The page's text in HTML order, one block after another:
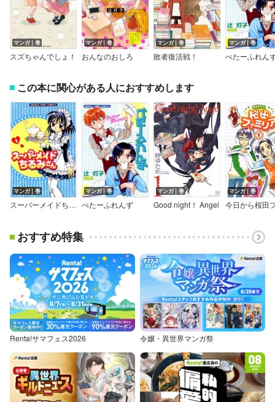
マンガ｜巻
スズちゃんでしょ！
マンガ｜巻
おんなのおしろ
マンガ｜巻
敗者復活戦！
マンガ｜巻
べたーふれん
この本に関心がある人におすすめします
マンガ｜巻
スーパーメイドちるみさん
マンガ｜巻
べたーふれんず
マンガ｜巻
Good night！ Angel
マンガ｜巻
おすすめ特集
Renta!サマフェス2026 令嬢・異世界マンガ祭